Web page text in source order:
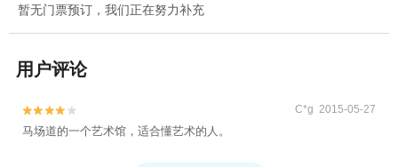
暂无门票预订，我们正在努力补充
用户评论

 C*g 2015-05-27
马场道的一个艺术馆，适合懂艺术的人。